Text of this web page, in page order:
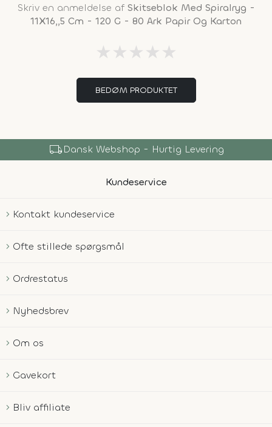
Skriv en anmeldelse af Skitseblok Med Spiralryg -
11X16,,5 Cm - 120 G - 80 Ark Papir Og Karton
★ ★ ★ ★ ★
BEDØM PRODUKTET
local_shippingDansk Webshop - Hurtig Levering
Kundeservice
Kontakt kundeservice
Ofte stillede spørgsmål
Ordrestatus
Nyhedsbrev
Om os
Gavekort
Bliv affiliate